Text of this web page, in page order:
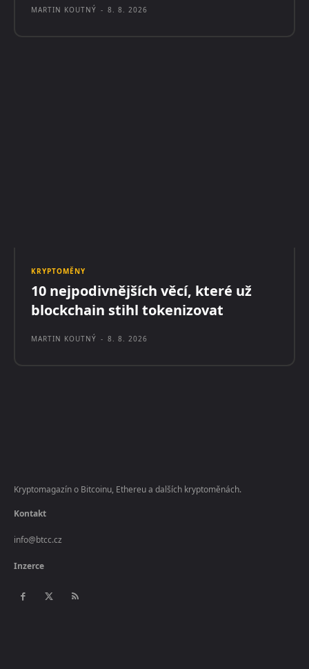
MARTIN KOUTNÝ - 8. 8. 2026
KRYPTOMĚNY
10 nejpodivnějších věcí, které už
blockchain stihl tokenizovat
MARTIN KOUTNÝ - 8. 8. 2026
Kryptomagazín o Bitcoinu, Ethereu a dalších kryptoměnách.
Kontakt
info@btcc.cz
Inzerce